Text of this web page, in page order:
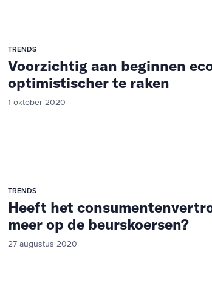
TRENDS
Voorzichtig aan beginnen
optimistischer te raken
1 oktober 2020
TRENDS
Heeft het
meer op de beurskoersen?
27 augustus 2020